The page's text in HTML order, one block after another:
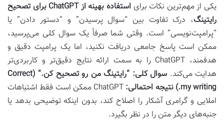
یکی از مهم‌ترین نکات برای
استفاده بهینه از ChatGPT برای تصحیح
رایتینگ، درک تفاوت بین “سوال پرسیدن” و “دستور دادن” یا
“پرامپت‌نویسی” است. وقتی شما صرفاً یک سوال کلی می‌پرسید،
ممکن است پاسخ جامعی دریافت نکنید، اما یک پرامپت دقیق و
هدفمند، ChatGPT را به سمت ارائه نتایج دقیق‌تر و کاربردی‌تر
هدایت می‌کند. سوال کلی:
“رایتینگ من رو تصحیح کن.” (Correct
my writing.)
نتیجه احتمالی:
ChatGPT ممکن است فقط اشتباهات
املایی و گرامری آشکار را اصلاح کند، بدون اینکه توضیحی بدهد یا
جنبه‌های دیگر متن را در نظر بگیرد.